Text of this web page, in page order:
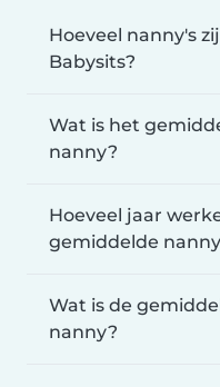
Hoeveel nanny's
Babysits?
Wat is het
nanny?
Hoeveel jaar
gemiddelde
Wat is de
nanny?